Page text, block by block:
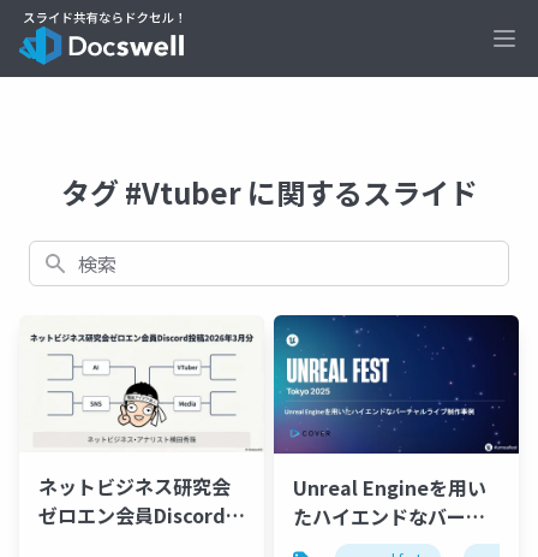
タグ #Vtuber に関するスライド
検索
ネットビジネス研究会
ゼロエン会員Discord投
Unreal Engineを用い
たハイエンドなバーチ
ャルライブ制作事例 |